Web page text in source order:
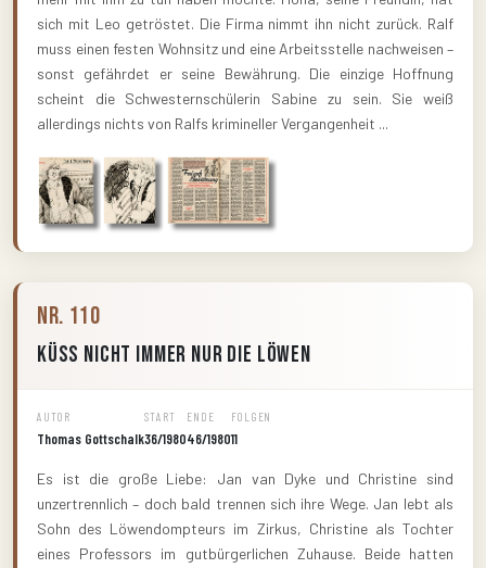
sich mit Leo getröstet. Die Firma nimmt ihn nicht zurück. Ralf
muss einen festen Wohnsitz und eine Arbeitsstelle nachweisen –
sonst gefährdet er seine Bewährung. Die einzige Hoffnung
scheint die Schwesternschülerin Sabine zu sein. Sie weiß
allerdings nichts von Ralfs krimineller Vergangenheit ...
Nr. 110
Küss nicht immer nur die Löwen
AUTOR
Thomas Gottschalk
START
36/1980
ENDE
46/1980
FOLGEN
11
Es ist die große Liebe: Jan van Dyke und Christine sind
unzertrennlich – doch bald trennen sich ihre Wege. Jan lebt als
Sohn des Löwendompteurs im Zirkus, Christine als Tochter
eines Professors im gutbürgerlichen Zuhause. Beide hatten